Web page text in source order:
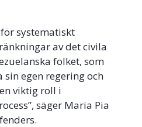
systematiskt
av det civila
folket, som
egen regering och
viktig roll i
säger Maria Pia